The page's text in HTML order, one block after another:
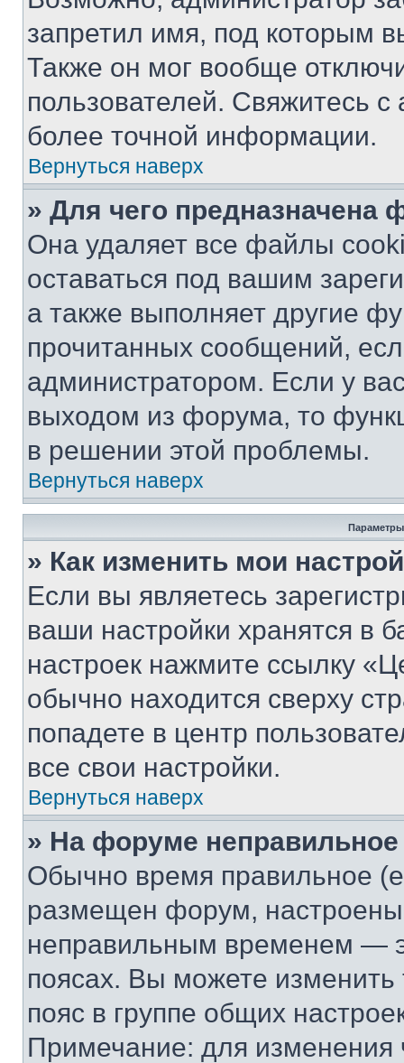
запретил имя, под которым
Также он мог вообще
пользователей. Свяжитесь
более точной информации.
Вернуться наверх
» Для чего предназначена
Она удаляет все файлы
оставаться под вашим
а также выполняет другие
прочитанных сообщений,
администратором. Если у
выходом из форума, то
в решении этой проблемы.
Вернуться наверх
Параметры
» Как изменить мои
Если вы являетесь
ваши настройки хранятся в
настроек нажмите ссылку
обычно находится сверху
попадете в центр
все свои настройки.
Вернуться наверх
» На форуме
Обычно время правильное
размещен форум, настроены
неправильным временем —
поясах. Вы можете изменить
пояс в группе общих
Примечание: для изменения